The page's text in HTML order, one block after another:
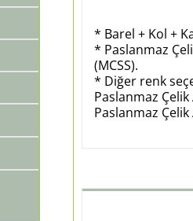
* Barel + Kol +
* Paslanmaz
(MCSS).
* Diğer renk
Paslanmaz Çelik
Paslanmaz Çelik